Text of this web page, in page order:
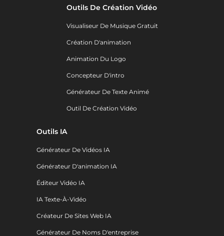
Outils De Création Vidéo
Visualiseur De Musique Gratuit
Création D'animation
Animation Du Logo
Concepteur D'intro
Générateur De Texte Animé
Outil De Création Vidéo
Outils IA
Générateur De Vidéos IA
Générateur D'animation IA
Éditeur Vidéo IA
IA Texte-À-Vidéo
Créateur De Sites Web IA
Générateur De Noms D'entreprise